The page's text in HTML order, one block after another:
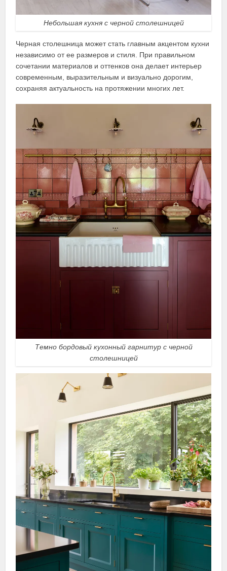
Небольшая кухня с черной столешницей
Черная столешница может стать главным акцентом кухни
независимо от ее размеров и стиля. При правильном
сочетании материалов и оттенков она делает интерьер
современным, выразительным и визуально дорогим,
сохраняя актуальность на протяжении многих лет.
Темно бордовый кухонный гарнитур с черной
столешницей